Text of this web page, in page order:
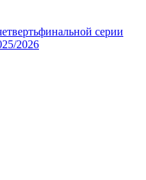
серии
2026